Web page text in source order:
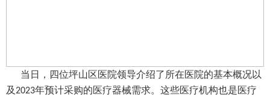
当日，四位坪山区医院领导介绍了所在医院的基本概况以
及2023年预计采购的医疗器械需求。这些医疗机构也是医疗